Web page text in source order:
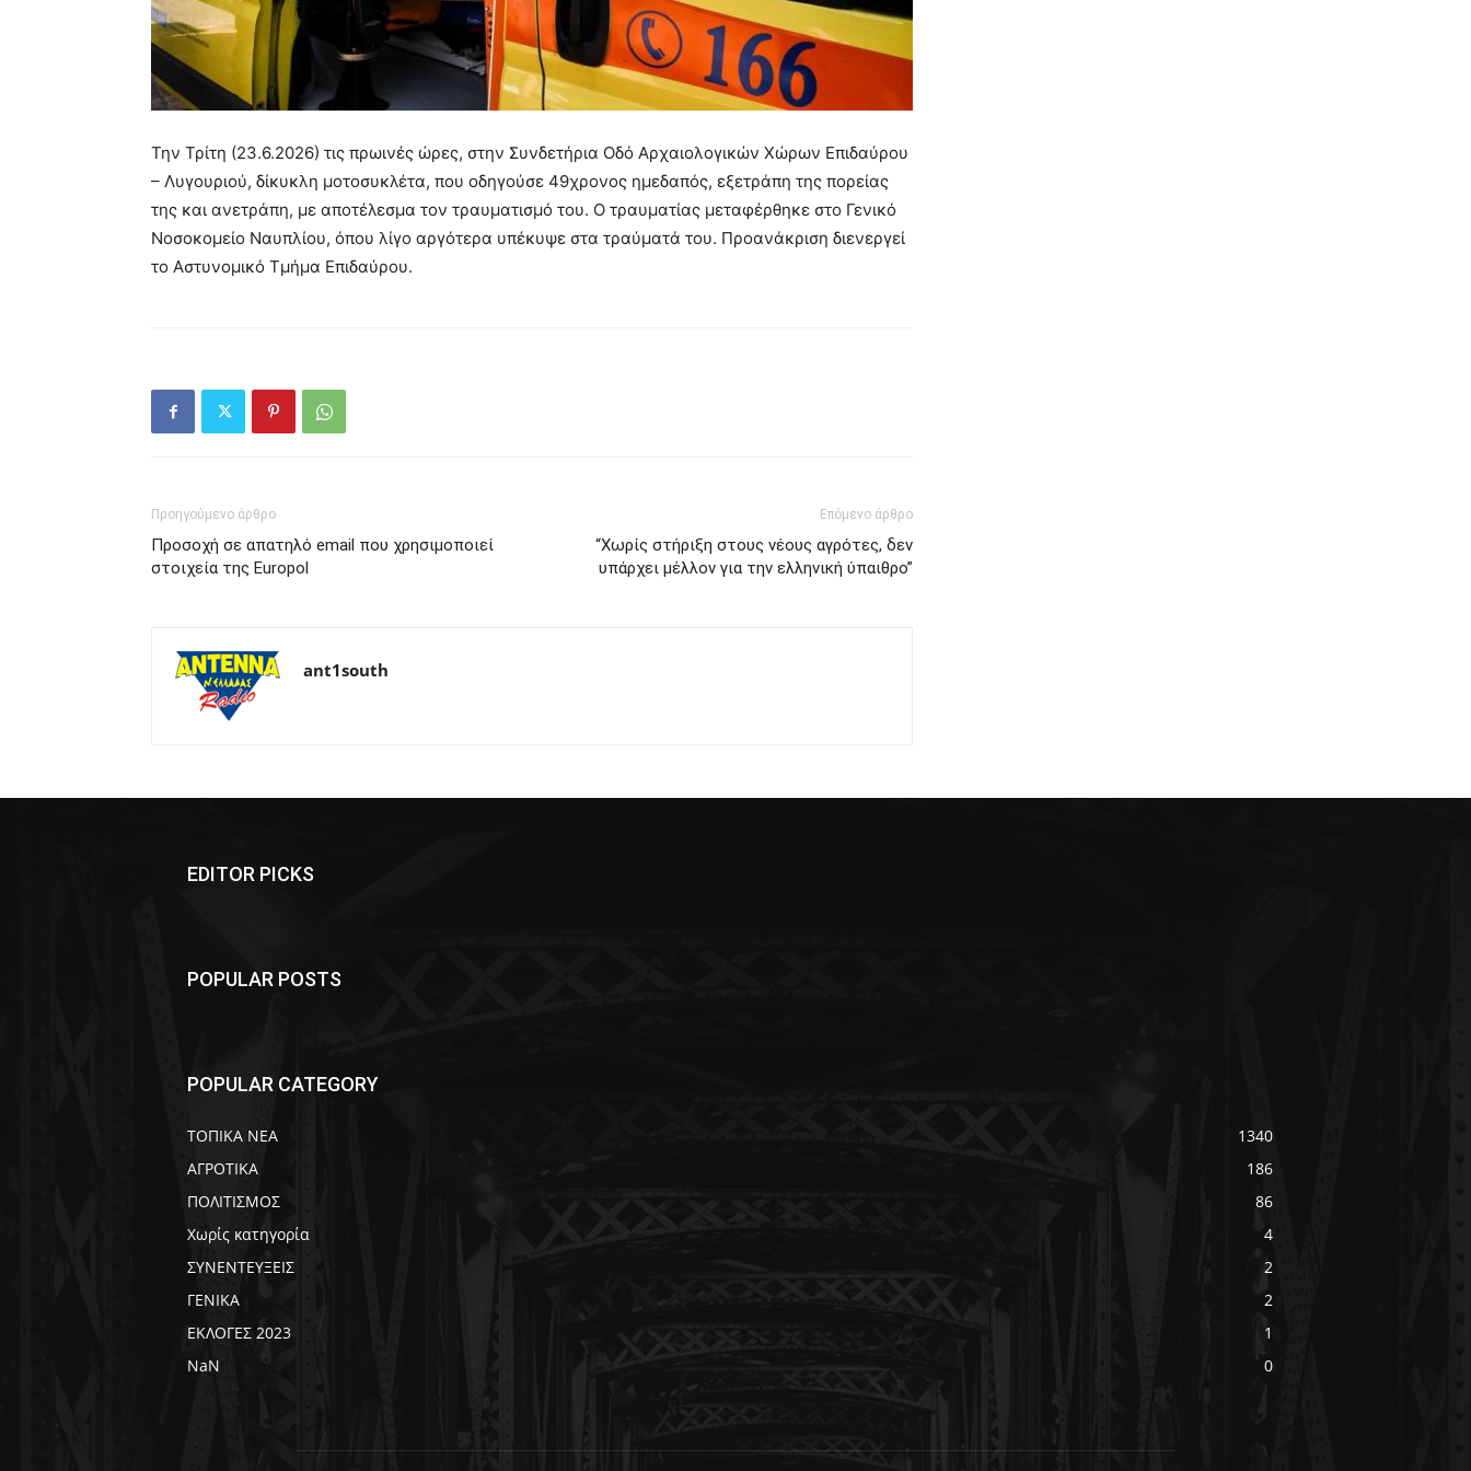
Την Τρίτη (23.6.2026) τις πρωινές ώρες, στην Συνδετήρια Οδό Αρχαιολογικών Χώρων Επιδαύρου
– Λυγουριού, δίκυκλη μοτοσυκλέτα, που οδηγούσε 49χρονος ημεδαπός, εξετράπη της πορείας
της και ανετράπη, με αποτέλεσμα τον τραυματισμό του. Ο τραυματίας μεταφέρθηκε στο Γενικό
Νοσοκομείο Ναυπλίου, όπου λίγο αργότερα υπέκυψε στα τραύματά του. Προανάκριση διενεργεί
το Αστυνομικό Τμήμα Επιδαύρου.
Προηγούμενο άρθρο
Προσοχή σε απατηλό email που χρησιμοποιεί
στοιχεία της Europol
Επόμενο άρθρο
“Χωρίς στήριξη στους νέους αγρότες, δεν
υπάρχει μέλλον για την ελληνική ύπαιθρο”
ant1south
EDITOR PICKS
POPULAR POSTS
POPULAR CATEGORY
ΤΟΠΙΚΑ ΝΕΑ
1340
ΑΓΡΟΤΙΚΑ
186
ΠΟΛΙΤΙΣΜΟΣ
86
Χωρίς κατηγορία
4
ΣΥΝΕΝΤΕΥΞΕΙΣ
2
ΓΕΝΙΚΑ
2
ΕΚΛΟΓΕΣ 2023
1
NaN
0